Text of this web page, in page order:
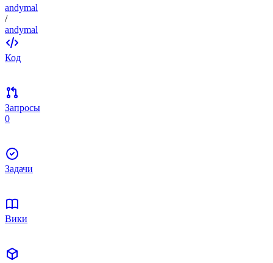
andymal
/
andymal
Код
Запросы
0
Задачи
Вики